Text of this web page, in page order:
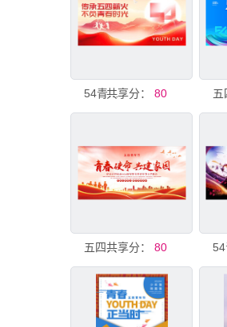
54青年节大气简约展板
共享分： 80
五四青年节活动展板宣传
共享分： 80